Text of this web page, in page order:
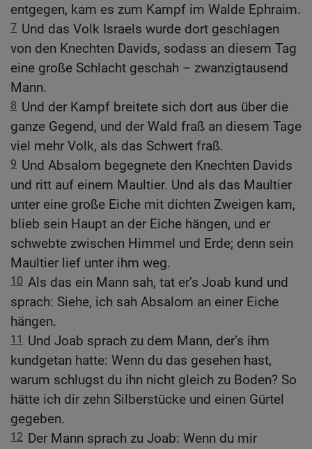
entgegen, kam es zum Kampf im Walde Ephraim.
7 Und das Volk Israels wurde dort geschlagen
von den Knechten Davids, sodass an diesem Tag
eine große Schlacht geschah – zwanzigtausend
Mann.
8 Und der Kampf breitete sich dort aus über die
ganze Gegend, und der Wald fraß an diesem Tage
viel mehr Volk, als das Schwert fraß.
9 Und Absalom begegnete den Knechten Davids
und ritt auf einem Maultier. Und als das Maultier
unter eine große Eiche mit dichten Zweigen kam,
blieb sein Haupt an der Eiche hängen, und er
schwebte zwischen Himmel und Erde; denn sein
Maultier lief unter ihm weg.
10 Als das ein Mann sah, tat er’s Joab kund und
sprach: Siehe, ich sah Absalom an einer Eiche
hängen.
11
Und Joab sprach zu dem Mann, der’s ihm
kundgetan hatte: Wenn du das gesehen hast,
warum schlugst du ihn nicht gleich zu Boden? So
hätte ich dir zehn Silberstücke und einen Gürtel
gegeben.
12 Der Mann sprach zu Joab: Wenn du mir